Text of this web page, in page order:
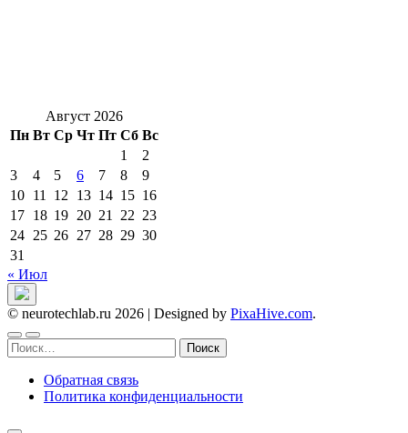
Август 2026
Пн Вт Ср Чт Пт Сб Вс
1
2
3
4 5 6 7 8
9
10 11 12 13 14 15 16
17 18 19 20 21 22 23
24 25 26 27 28 29 30
31
« Июл
© neurotechlab.ru 2026 | Designed by PixaHive.com.
Найти:
Обратная связь
Политика конфиденциальности